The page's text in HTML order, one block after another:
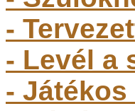
-
- Levél a
-